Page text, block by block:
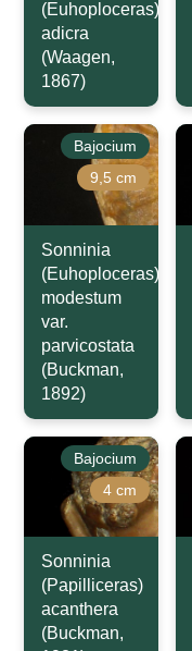
(Euhoploceras)
adicra
(Waagen,
1867)
Bajocium
9,5 cm
Sonninia
(Euhoploceras)
modestum
var.
parvicostata
(Buckman,
1892)
Bajocium
4 cm
Sonninia
(Papilliceras)
acanthera
(Buckman,